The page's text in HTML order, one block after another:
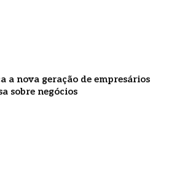
a nova geração de empresários
sobre negócios